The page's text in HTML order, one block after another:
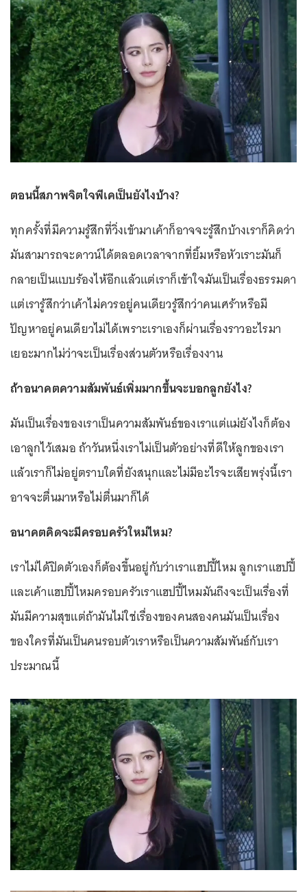
ตอนนี้สภาพจิตใจพีเคเป็นยังไงบ้าง?
ทุกครั้งที่มีความรู้สึกที่วิ่งเข้ามาเค้าก็อาจจะรู้สึกบ้างเราก็คิดว่า
มันสามารถจะดาวน์ได้ตลอดเวลาจากที่ยิ้มหรือหัวเราะมันก็
กลายเป็นแบบร้องไห้อีกแล้วแต่เราก็เข้าใจมันเป็นเรื่องธรรมดา
แต่เรารู้สึกว่าเค้าไม่ควรอยู่คนเดียวรู้สึกว่าคนเศร้าหรือมี
ปัญหาอยู่คนเดียวไม่ได้เพราะเราเองก็ผ่านเรื่องราวอะไรมา
เยอะมากไม่ว่าจะเป็นเรื่องส่วนตัวหรือเรื่องงาน
ถ้าอนาคตความสัมพันธ์เพิ่มมากขึ้นจะบอกลูกยังไง?
มันเป็นเรื่องของเราเป็นความสัมพันธ์ของเราแต่แม่ยังไงก็ต้อง
เอาลูกไว้เสมอ ถ้าวันหนึ่งเราไม่เป็นตัวอย่างที่ดีให้ลูกของเรา
แล้วเราก็ไม่อยู่ตราบใดที่ยังสนุกและไม่มีอะไรจะเสียพรุ่งนี้เรา
อาจจะตื่นมาหรือไม่ตื่นมาก็ได้
อนาคตคิดจะมีครอบครัวใหม่ไหม?
เราไม่ได้ปิดตัวเองก็ต้องขึ้นอยู่กับว่าเราแฮปปี้ไหม ลูกเราแฮปปี้
และเค้าแฮปปี้ไหมครอบครัวเราแฮปปี้ไหมมันถึงจะเป็นเรื่องที่
มันมีความสุขแต่ถ้ามันไม่ใช่เรื่องของคนสองคนมันเป็นเรื่อง
ของใครที่มันเป็นคนรอบตัวเราหรือเป็นความสัมพันธ์กับเรา
ประมาณนี้